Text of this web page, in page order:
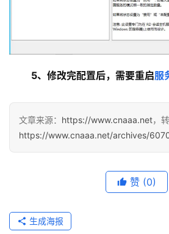
网
络
网
站
名
与
5、修改完配置后，需要重启服
文章来源： https://www.cnaaa.net，
https://www.cnaaa.net/archives/
赞 (0)
生成海报